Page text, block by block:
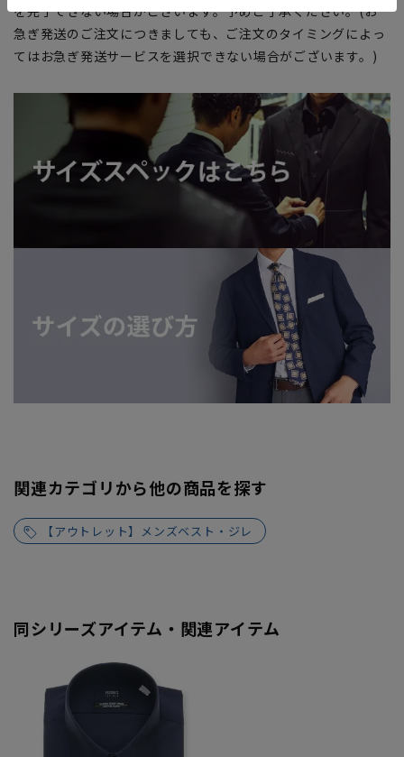
を完了できない場合がございます。予めご了承ください。(お
急ぎ発送のご注文につきましても、ご注文のタイミングによっ
てはお急ぎ発送サービスを選択できない場合がございます。)
関連カテゴリから他の商品を探す
【アウトレット】メンズベスト・ジレ
同シリーズアイテム・関連アイテム